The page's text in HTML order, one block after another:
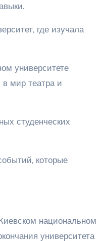
где изучала
университете
в мир театра и
студенческих
которые
национальном
университета